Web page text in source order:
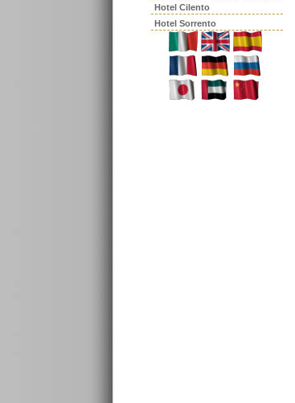
Hotel Cilento
Hotel Sorrento